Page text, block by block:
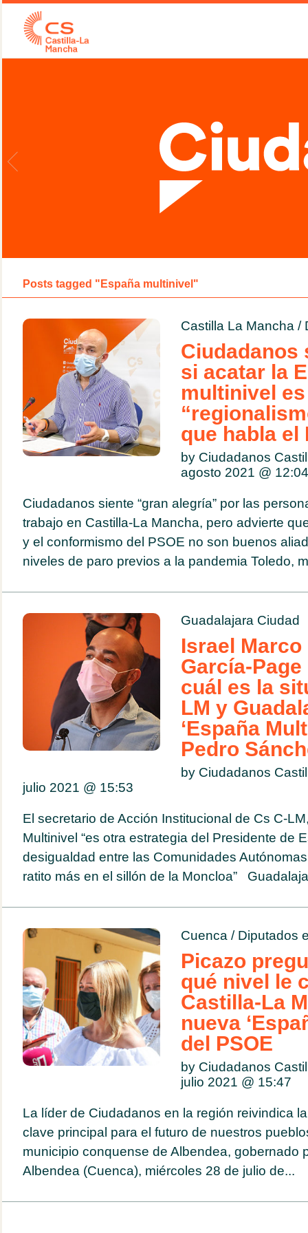
Posts tagged "España multinivel"
Castilla La Mancha /
Ciudadanos
si acatar la
multinivel
que habla el
by Ciudadanos
agosto 2021 @ 12:04
Ciudadanos siente “gran alegría” por las
trabajo en Castilla-La Mancha, pero advierte
y el conformismo del PSOE no son buenos
niveles de paro previos a la pandemia Toledo,
Guadalajara Ciudad
Israel Marco
García-
cuál es la
LM y
‘España
Pedro
by Ciudadanos
julio 2021 @ 15:53
El secretario de Acción Institucional de Cs C-
Multinivel “es otra estrategia del Presidente de
desigualdad entre las Comunidades
ratito más en el sillón de la Moncloa”
Cuenca / Diputados
Picazo
qué nivel le
Castilla-La
nueva
del PSOE
by Ciudadanos
julio 2021 @ 15:47
La líder de Ciudadanos en la región reivindica
clave principal para el futuro de nuestros
municipio conquense de Albendea, gobernado
Albendea (Cuenca), miércoles 28 de julio de...